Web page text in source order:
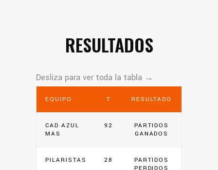
RESULTADOS
EQUIPO T RESULTADO
CAD AZUL
MAS
92
PARTIDOS
GANADOS
PILARISTAS 28
PARTIDOS
PERDIDOS